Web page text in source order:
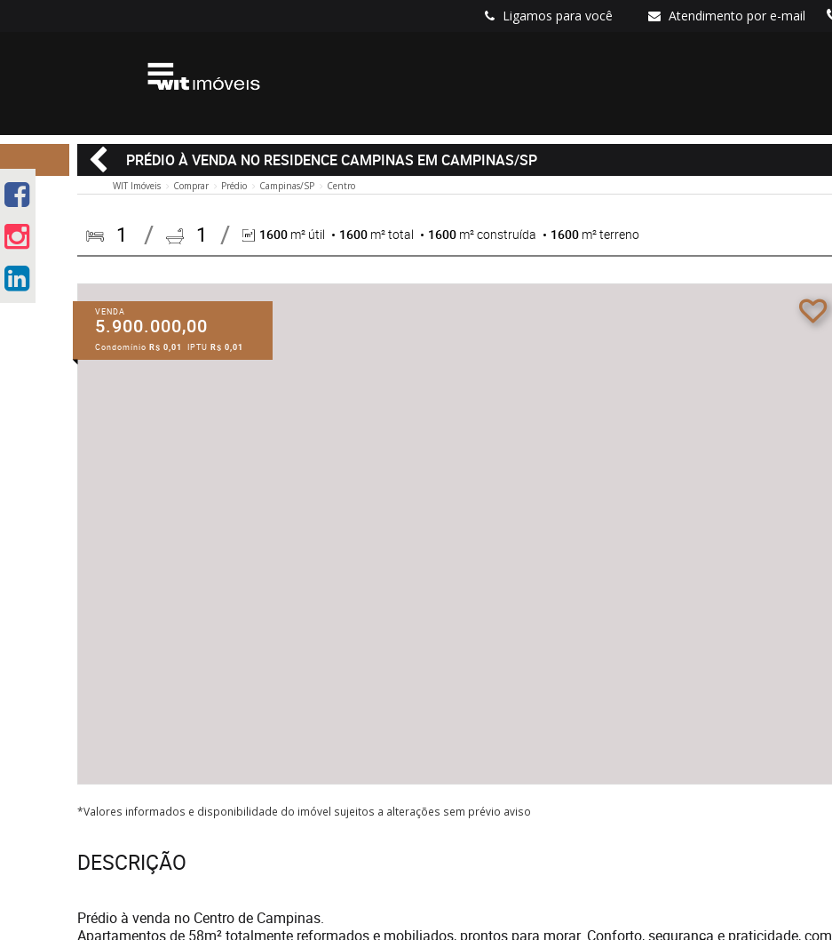
Ligamos para você Atendimento por e-mail
PRÉDIO À VENDA NO RESIDENCE CAMPINAS EM CAMPINAS/SP
WIT Imóveis Comprar Prédio Campinas/SP Centro
1 1 1600 m² útil 1600 m² total 1600 m² construída 1600 m² terreno
VENDA
5.900.000,00
Condomínio R$ 0,01 IPTU R$ 0,01
*Valores informados e disponibilidade do imóvel sujeitos a alterações sem prévio aviso
DESCRIÇÃO
Prédio à venda no Centro de Campinas.
Apartamentos de 58m² totalmente reformados e mobiliados, prontos para morar. Conforto, segurança e praticidade, com